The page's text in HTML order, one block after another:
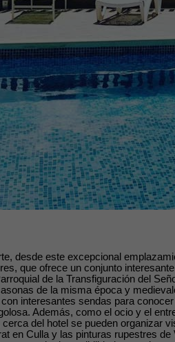
desde este excepcional
que ofrece un conjunto
de la Transfiguración del
de la misma época y
interesantes sendas para
Además, como el ocio y el
del hotel se pueden organizar
en Culla y las pinturas rupestres